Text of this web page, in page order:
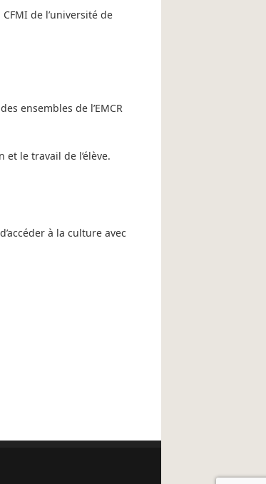
de l’université de
ensembles de l’EMCR
le travail de l’élève.
à la culture avec